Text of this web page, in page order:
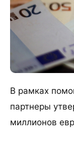
В рамках
партнеры
миллионов